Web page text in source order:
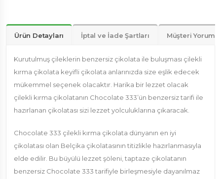
Ürün Detayları İptal ve İade Şartları Müşteri
Kurutulmuş çileklerin benzersiz çikolata ile buluşması çilekli
kırma çikolata keyifli çikolata anlarınızda size eşlik edecek
mükemmel seçenek olacaktır. Harika bir lezzet olacak
çilekli kırma çikolatanın Chocolate 333’ün benzersiz tarifi ile
hazırlanan çikolatası sizi lezzet yolculuklarına çıkaracak.
Chocolate 333 çilekli kırma çikolata dünyanın en iyi
çikolatası olan Belçika çikolatasının titizlikle hazırlanmasıyla
elde edilir. Bu büyülü lezzet şöleni, taptaze çikolatanın
benzersiz Chocolate 333 tarifiyle birleşmesiyle dayanılmaz